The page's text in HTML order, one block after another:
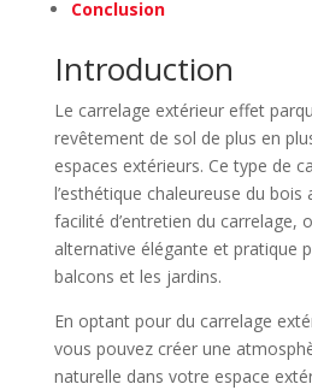
Conclusion
Introduction
Le carrelage extérieur effet
revêtement de sol de plus en
espaces extérieurs. Ce type de
l’esthétique chaleureuse du
facilité d’entretien du carrelage,
alternative élégante et pratique
balcons et les jardins.
En optant pour du carrelage
vous pouvez créer une
naturelle dans votre espace